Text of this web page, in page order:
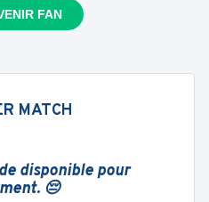
FAN
MATCH
disponible pour
😔